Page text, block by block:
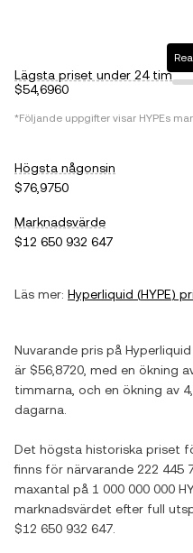
Lägsta priset under 24 tim
$54,6960
*Följande uppgifter visar HYPEs
Högsta någonsin
$76,9750
Marknadsvärde
$12 650 932 647
Läs mer: Hyperliquid (HYPE)
Nuvarande pris på Hyperliquid
är $56,8720 , med en ökning
timmarna, och en ökning av
dagarna.
Det högsta historiska priset
finns för närvarande 222 445
maxantal på 1 000 000 000
marknadsvärdet efter full
$12 650 932 647